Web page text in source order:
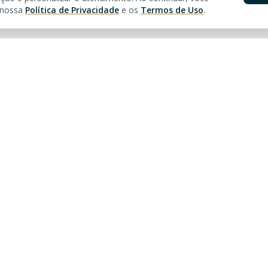
Política de Privacidade e os Termos de Uso.